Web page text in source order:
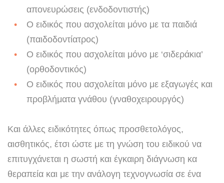
απονευρώσεις (ενδοδοντιστής)
Ο ειδικός που ασχολείται μόνο με τα παιδιά
(παιδοδοντίατρος)
Ο ειδικός που ασχολείται μόνο με ‘σιδεράκια’
(ορθοδοντικός)
Ο ειδικός που ασχολείται μόνο με εξαγωγές και
προβλήματα γνάθου (γναθοχειρουργός)
Και άλλες ειδικότητες όπως προσθετολόγος,
αισθητικός, έτσι ώστε με τη γνώση του ειδικού να
επιτυγχάνεται η σωστή και έγκαιρη διάγνωση κα
θεραπεία και με την ανάλογη τεχνογνωσία σε ένα